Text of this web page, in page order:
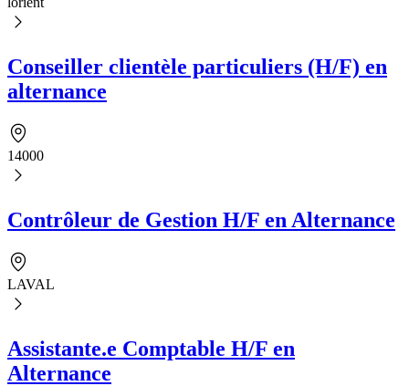
Conseiller clientèle particuliers (H/F) en
alternance
14000
Contrôleur de Gestion H/F en Alternance
LAVAL
Assistante.e Comptable H/F en
Alternance